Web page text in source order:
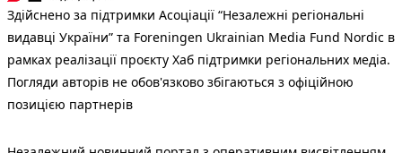
Здійснено за підтримки Асоціації “Незалежні регіональні
видавці України” та Foreningen Ukrainian Media Fund Nordic в
рамках реалізації проєкту Хаб підтримки регіональних медіа.
Погляди авторів не обов'язково збігаються з офіційною
позицією партнерів